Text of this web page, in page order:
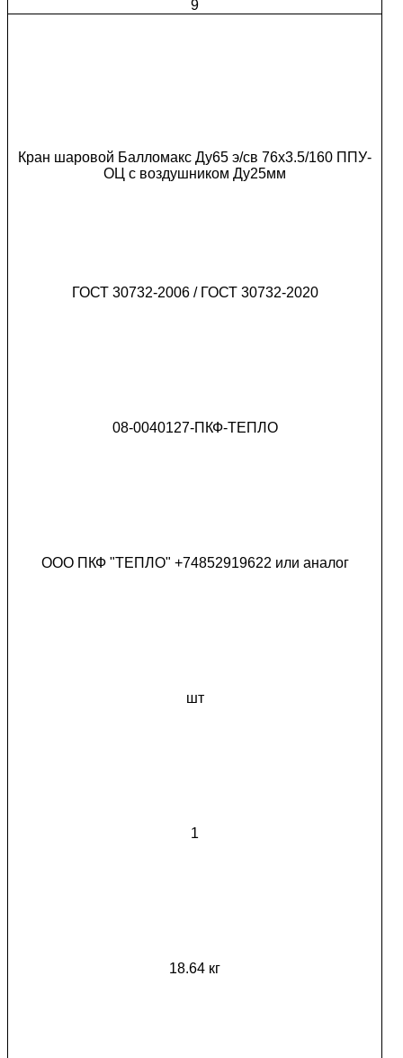
9
Кран шаровой Балломакс Ду65 э/св 76х3.5/160 ППУ-
ОЦ с воздушником Ду25мм
ГОСТ 30732-2006 / ГОСТ 30732-2020
08-0040127-ПКФ-ТЕПЛО
ООО ПКФ "ТЕПЛО" +74852919622 или аналог
шт
1
18.64 кг